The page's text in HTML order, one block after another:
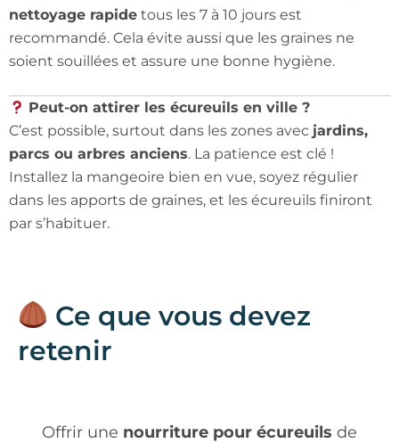
nettoyage rapide tous les 7 à 10 jours est
recommandé. Cela évite aussi que les graines ne
soient souillées et assure une bonne hygiène.
Peut-on attirer les écureuils en ville ?
C’est possible, surtout dans les zones avec jardins,
parcs ou arbres anciens. La patience est clé !
Installez la mangeoire bien en vue, soyez régulier
dans les apports de graines, et les écureuils finiront
par s’habituer.
Ce que vous devez
retenir
Offrir une nourriture pour écureuils de